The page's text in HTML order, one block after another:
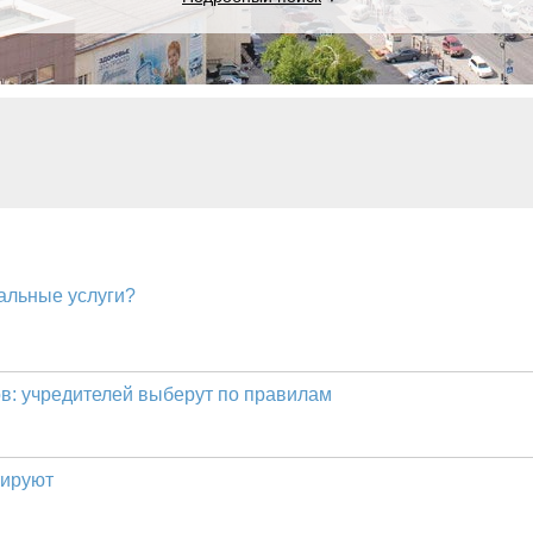
услуги?
учредителей выберут по правилам